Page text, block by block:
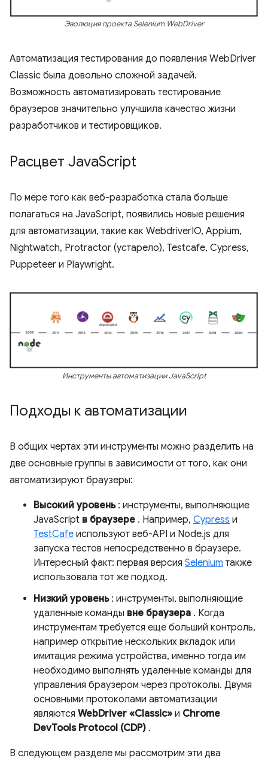
Эволюция проекта Selenium WebDriver
Автоматизация тестирования до появления WebDriver
Classic была довольно сложной задачей.
Возможность автоматизировать тестирование
браузеров значительно улучшила качество жизни
разработчиков и тестировщиков.
Расцвет JavaScript
По мере того как веб-разработка стала больше
полагаться на JavaScript, появились новые решения
для автоматизации, такие как WebdriverIO, Appium,
Nightwatch, Protractor (устарело), ​​Testcafe, Cypress,
Puppeteer и Playwright.
Инструменты автоматизации JavaScript
Подходы к автоматизации
В общих чертах эти инструменты можно разделить на
две основные группы в зависимости от того, как они
автоматизируют браузеры:
Высокий уровень: инструменты, выполняющие
JavaScript в браузере . Например, Cypress и
TestCafe используют веб-API и Node.js для
запуска тестов непосредственно в браузере.
Интересный факт: первая версия Selenium также
использовала тот же подход.
Низкий уровень: инструменты, выполняющие
удаленные команды вне браузера . Когда
инструментам требуется еще больший контроль,
например открытие нескольких вкладок или
имитация режима устройства, именно тогда им
необходимо выполнять удаленные команды для
управления браузером через протоколы. Двумя
основными протоколами автоматизации
являются WebDriver «Classic» и Chrome
DevTools Protocol (CDP) .
В следующем разделе мы рассмотрим эти два